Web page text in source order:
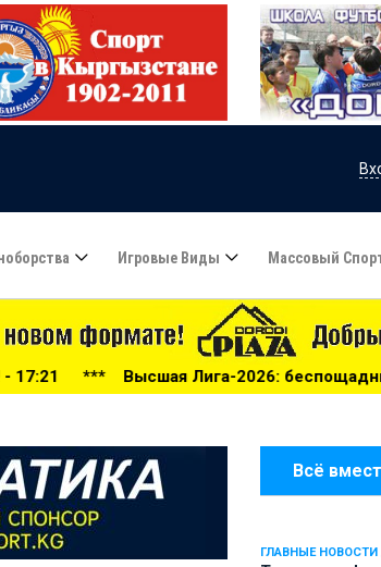
Игровые Виды Массовый
2026: беспощадный «Дордой», «Алга»
Всё
ГЛАВНЫЕ НОВОСТИ